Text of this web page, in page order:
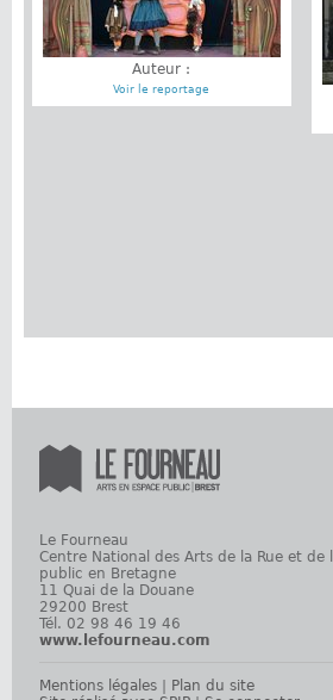
Auteur :
Voir le reportage
Le Fourneau
Centre National des Arts de la Rue et de
public en Bretagne
11 Quai de la Douane
29200 Brest
Tél. 02 98 46 19 46
www.lefourneau.com
Mentions légales | Plan du site